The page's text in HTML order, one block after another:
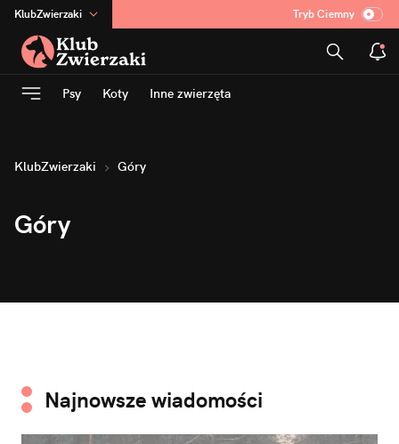
KlubZwierzaki
na:Temat
INN:Poland
ASZ:dziennik
dad :HERO
Tryb Ciemny
Psy Koty Inne zwierzęta
KlubZwierzaki Góry
Góry
Najnowsze wiadomości